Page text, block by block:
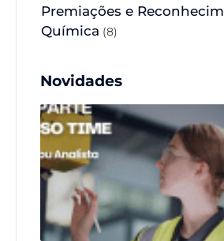
Premiações e
Química (8)
Novidades